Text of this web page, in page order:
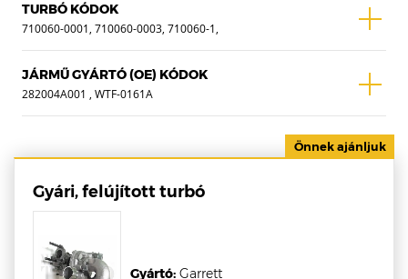
TURBÓ KÓDOK
710060-0001, 710060-0003, 710060-1,
710060-3, 710060-5001S, 710060-5003S
JÁRMŰ GYÁRTÓ (OE) KÓDOK
282004A001 , WTF-0161A
Gyári, felújított turbó
Gyártó: Garrett